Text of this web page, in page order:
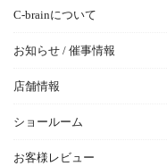
C-brainについて
お知らせ / 催事情報
店舗情報
ショールーム
お客様レビュー